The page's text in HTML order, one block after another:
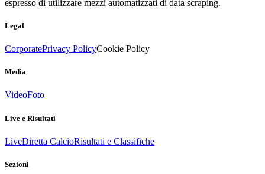
espresso di utilizzare mezzi automatizzati di data scraping.
Legal
CorporatePrivacy PolicyCookie Policy
Media
VideoFoto
Live e Risultati
LiveDiretta CalcioRisultati e Classifiche
Sezioni